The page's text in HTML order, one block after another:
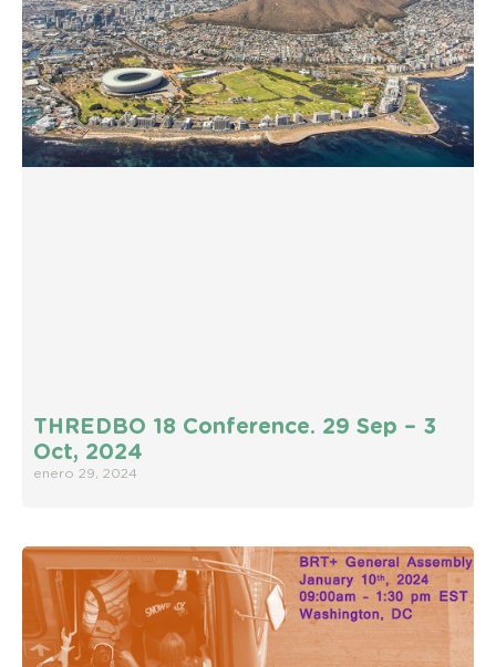
THREDBO 18 Conference. 29 Sep – 3
Oct, 2024
enero 29, 2024